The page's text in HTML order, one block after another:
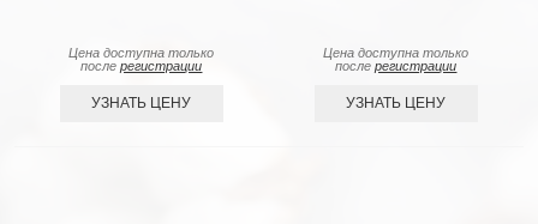
Цена доступна только
послерегистрации
УЗНАТЬ ЦЕНУ
Цена доступна только
послерегистрации
УЗНАТЬ ЦЕНУ